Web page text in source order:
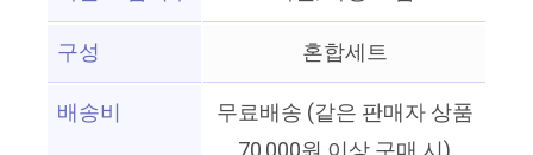
구성
혼합세트
배송비
무료배송 (같은 판매자 상품